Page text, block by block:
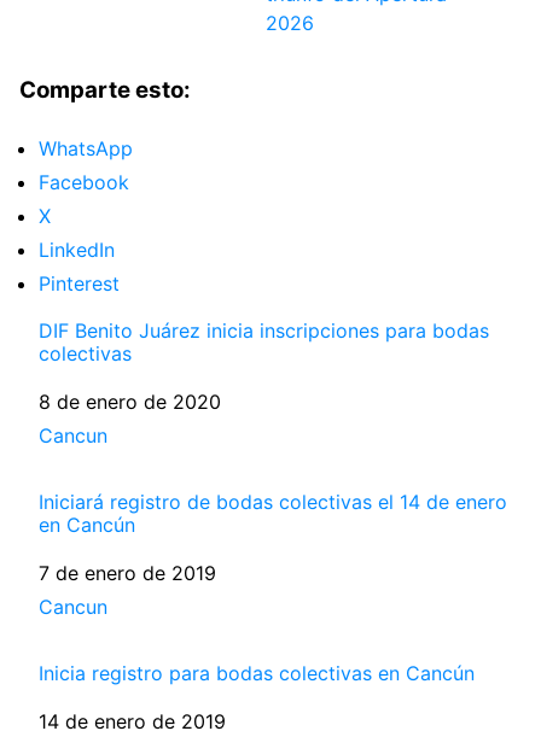
2026
Comparte esto:
WhatsApp
Facebook
X
LinkedIn
Pinterest
DIF Benito Juárez inicia inscripciones para bodas
colectivas
Fecha
8 de enero de 2020
Respecto a
Cancun
Iniciará registro de bodas colectivas el 14 de enero
en Cancún
Fecha
7 de enero de 2019
Respecto a
Cancun
Inicia registro para bodas colectivas en Cancún
Fecha
14 de enero de 2019